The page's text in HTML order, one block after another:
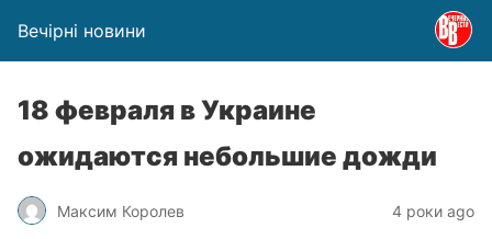
Вечірні новини
18 февраля в Украине
ожидаются небольшие дожди
Максим Королев 4 роки ago